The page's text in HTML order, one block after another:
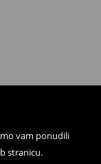
vam ponudili
stranicu.